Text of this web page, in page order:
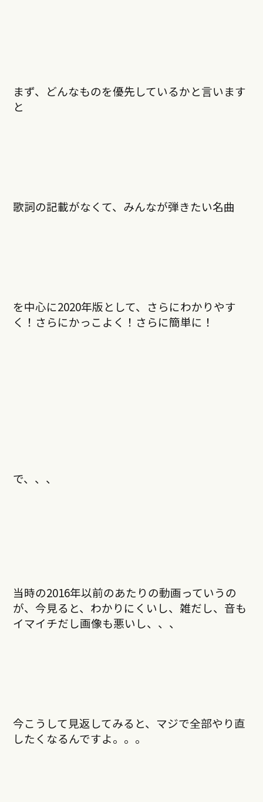
まず、どんなものを優先しているかと言います
と
歌詞の記載がなくて、みんなが弾きたい名曲
を中心に2020年版として、さらにわかりやす
く！さらにかっこよく！さらに簡単に！
で、、、
当時の2016年以前のあたりの動画っていうの
が、今見ると、わかりにくいし、雑だし、音も
イマイチだし画像も悪いし、、、
今こうして見返してみると、マジで全部やり直
したくなるんですよ。。。